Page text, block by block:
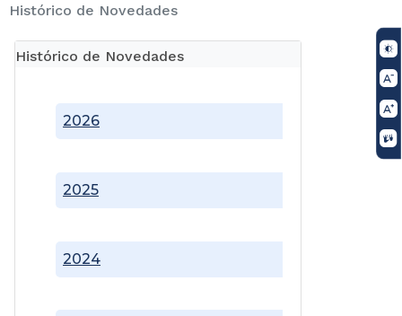
Histórico de Novedades
Histórico de Novedades
2024
2025
2026